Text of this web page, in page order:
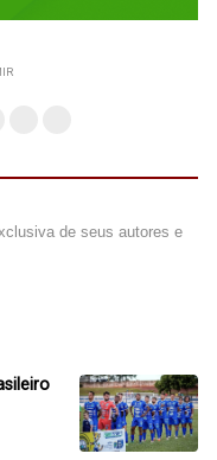
de seus autores e